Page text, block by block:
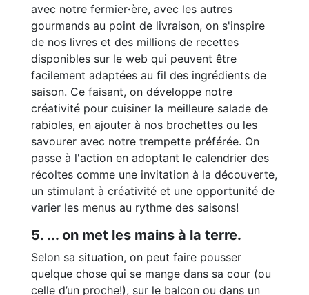
avec notre fermier·ère, avec les autres
gourmands au point de livraison, on s'inspire
de nos livres et des millions de recettes
disponibles sur le web qui peuvent être
facilement adaptées au fil des ingrédients de
saison. Ce faisant, on développe notre
créativité pour cuisiner la meilleure salade de
rabioles, en ajouter à nos brochettes ou les
savourer avec notre trempette préférée. On
passe à l'action en adoptant le calendrier des
récoltes comme une invitation à la découverte,
un stimulant à créativité et une opportunité de
varier les menus au rythme des saisons!
5. ... on met les mains à la terre.
Selon sa situation, on peut faire pousser
quelque chose qui se mange dans sa cour (ou
celle d’un proche!), sur le balcon ou dans un